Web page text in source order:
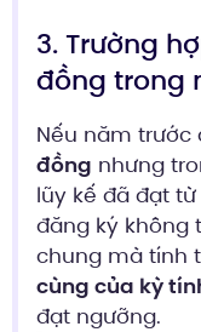
3. Trường
đồng trong
Nếu năm trước
đồng nhưng
lũy kế đã đạt từ
đăng ký không
chung mà tính
cùng của kỳ
đạt ngưỡng.